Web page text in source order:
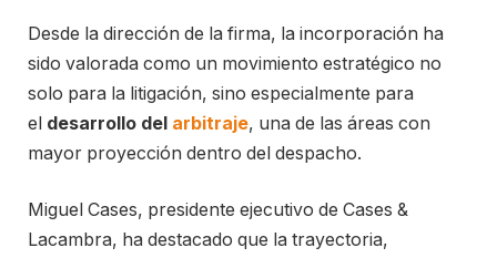
Desde la dirección de la firma, la incorporación ha
sido valorada como un movimiento estratégico no
solo para la litigación, sino especialmente para
el desarrollo del arbitraje, una de las áreas con
mayor proyección dentro del despacho.
Miguel Cases, presidente ejecutivo de Cases &
Lacambra, ha destacado que la trayectoria,